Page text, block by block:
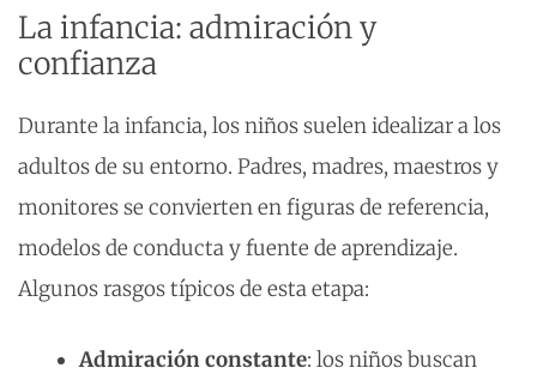
La infancia: admiración y
confianza
Durante la infancia, los niños suelen idealizar a los
adultos de su entorno. Padres, madres, maestros y
monitores se convierten en figuras de referencia,
modelos de conducta y fuente de aprendizaje.
Algunos rasgos típicos de esta etapa:
Admiración constante: los niños buscan